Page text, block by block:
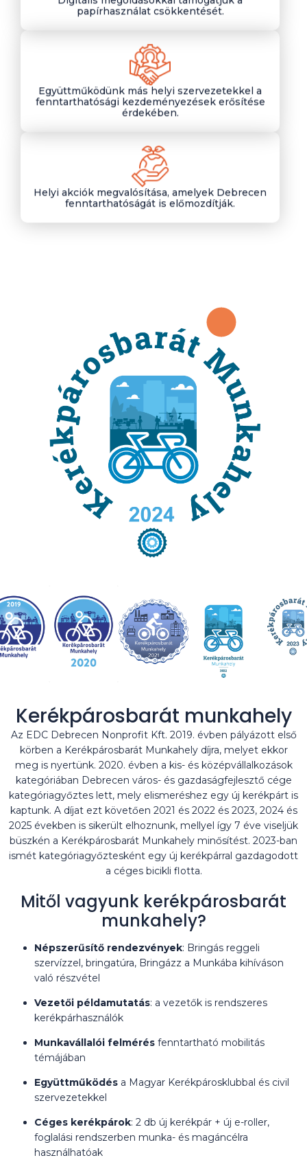
papírhasználat csökkentését.
Együttműködünk más helyi szervezetekkel a
fenntarthatósági kezdeményezések erősítése
érdekében.
Helyi akciók megvalósítása, amelyek Debrecen
fenntarthatóságát is előmozdítják.
Kerékpárosbarát munkahely
Az EDC Debrecen Nonprofit Kft. 2019. évben pályázott első
körben a Kerékpárosbarát Munkahely díjra, melyet ekkor
meg is nyertünk. 2020. évben a kis- és középvállalkozások
kategóriában Debrecen város- és gazdaságfejlesztő cége
kategóriagyőztes lett, mely elismeréshez egy új kerékpárt is
kaptunk. A díjat ezt követően 2021 és 2022 és 2023, 2024 és
2025 években is sikerült elhoznunk, mellyel így 7 éve viseljük
büszkén a Kerékpárosbarát Munkahely minősítést. 2023-ban
ismét kategóriagyőztesként egy új kerékpárral gazdagodott
a céges bicikli flotta.
Mitől vagyunk kerékpárosbarát
munkahely?
Népszerűsítő rendezvények: Bringás reggeli
szervízzel, bringatúra, Bringázz a Munkába kihíváson
való részvétel
Vezetői példamutatás: a vezetők is rendszeres
kerékpárhasználók
Munkavállalói felmérés fenntartható mobilitás
témájában
Együttműködés a Magyar Kerékpárosklubbal és civil
szervezetekkel
Céges kerékpárok: 2 db új kerékpár + új e-roller,
foglalási rendszerben munka- és magáncélra
használhatóak